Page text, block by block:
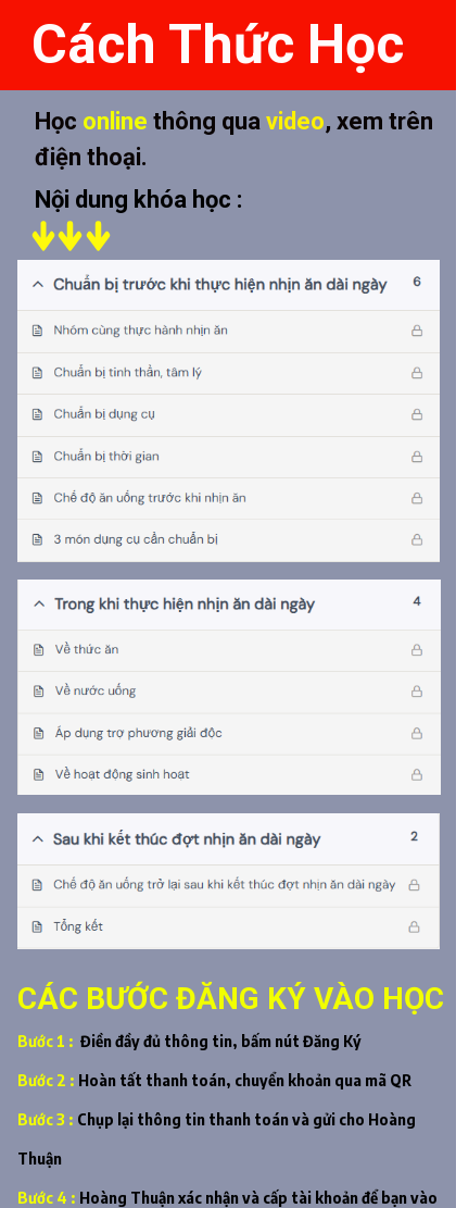
Cách Thức Học
Học online thông qua video, xem trên
điện thoại.
Nội dung khóa học :
CÁC BƯỚC ĐĂNG KÝ VÀO HỌC
Bước 1 : Điền đầy đủ thông tin, bấm nút Đăng Ký
Bước 2 : Hoàn tất thanh toán, chuyển khoản qua mã QR
Bước 3 : Chụp lại thông tin thanh toán và gửi cho Hoàng
Thuận
Bước 4 : Hoàng Thuận xác nhận và cấp tài khoản để bạn vào